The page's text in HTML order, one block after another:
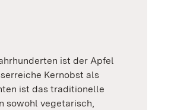
ist der Apfel
Kernobst als
ist das traditionelle
sowohl vegetarisch,